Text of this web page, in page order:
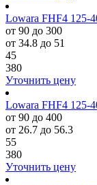
Lowara FHF4 125-
от 90 до 300
от 34.8 до 51
45
380
Уточнить цену
Lowara FHF4 125-
от 90 до 400
от 26.7 до 56.3
55
380
Уточнить цену